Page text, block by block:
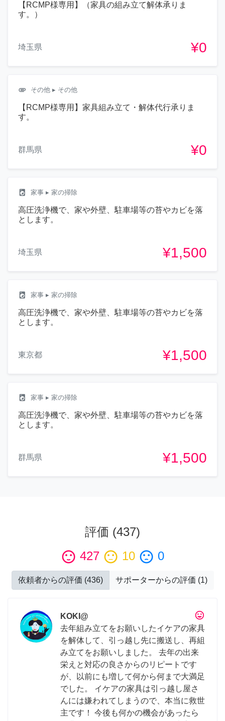
【RCMP様専用】（家具の組み立て解体承りま
す。）
埼玉県 ¥0
attachment その他 ▸ その他
【RCMP様専用】家具組み立て・解体代行承りま
す。
群馬県 ¥0
local_laundry_service 家事 ▸ 家の掃除
高圧洗浄機で、家や外壁、駐車場等の苔やカビを落
とします。
埼玉県 ¥1,500
local_laundry_service 家事 ▸ 家の掃除
高圧洗浄機で、家や外壁、駐車場等の苔やカビを落
とします。
東京都 ¥1,500
local_laundry_service 家事 ▸ 家の掃除
高圧洗浄機で、家や外壁、駐車場等の苔やカビを落
とします。
群馬県 ¥1,500
評価 (437)
sentiment_satisfied 427 sentiment_neutral 10 sentiment_dissatisfied 0
依頼者からの評価 (436) サポーターからの評価 (1)
tag_faces
KOKI@
去年組み立てをお願いしたイケアの家具
を解体して、引っ越し先に搬送し、再組
み立てをお願いしました。 去年の出来
栄えと対応の良さからのリピートです
が、以前にも増して何から何まで大満足
でした。 イケアの家具は引っ越し屋さ
んには嫌われてしまうので、本当に救世
主です！ 今後も何かの機会があったら